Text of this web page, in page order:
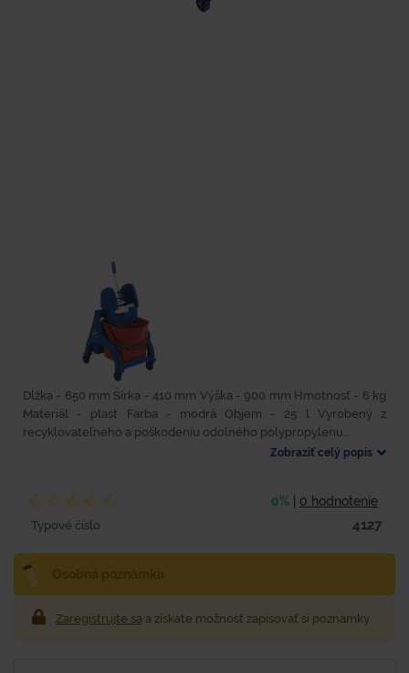
Dĺžka - 650 mm Šírka - 410 mm Výška - 900 mm Hmotnosť - 6 kg
Materiál - plast Farba - modrá Objem - 25 l Vyrobený z
recyklovateľného a poškodeniu odolného polypropylenu...
Zobraziť celý popis
0% 0 hodnotenie
Typové číslo 4127
Zaregistrujte sa a získate možnosť zapisovať si poznámky